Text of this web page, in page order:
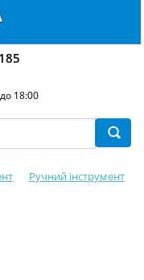
18:00
Ручний інструмент